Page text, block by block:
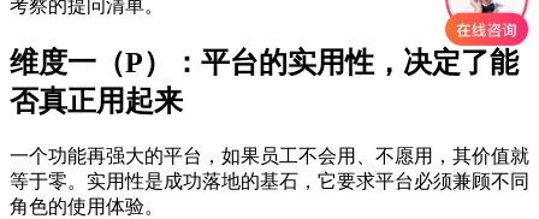
考察的提问清单。
维度一（P）：平台的实用性，决定了能
否真正用起来
一个功能再强大的平台，如果员工不会用、不愿用，其价值就
等于零。实用性是成功落地的基石，它要求平台必须兼顾不同
角色的使用体验。